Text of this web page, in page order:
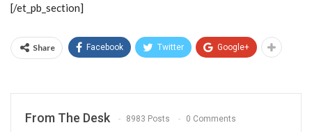
[/et_pb_section]
Share Facebook Twitter Google+
From The Desk 8983 Posts 0 Comments